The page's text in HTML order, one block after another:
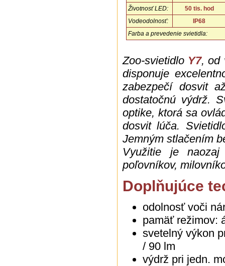
Životnosť LED:
50 tis. hod
Vodeodolnosť:
IP68
Farba a prevedenie svietidla:
Zoo-svietidlo Y7, od
disponuje
zabezpečí dosvit
dostatočnú výdrž.
optike, ktorá sa
dosvit lúča.
Jemným stlačením
Využitie je naozaj
poľovníkov,
Doplňujúce
odolnosť voči
pamäť režimov:
svetelný výkon
/ 90 lm
výdrž pri jedn.